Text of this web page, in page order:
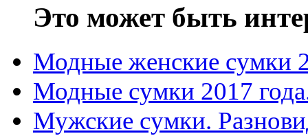
Это может быть
Модные женские сумки
Модные сумки 2017
Мужские сумки.